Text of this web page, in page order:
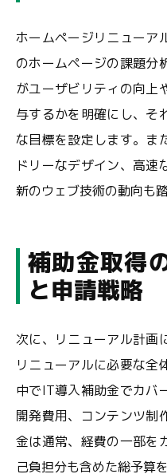
ホームページリニューア
のホームページの課題分
がユーザビリティの向上
与するかを明確にし、そ
な目標を設定します。ま
ドリーなデザイン、高速
新のウェブ技術の動向も
補助金取得
と申請戦略
次に、リニューアル計画
リニューアルに必要な全
中でIT導入補助金でカバ
開発費用、コンテンツ制
金は通常、経費の一部を
己負担分も含めた総予算